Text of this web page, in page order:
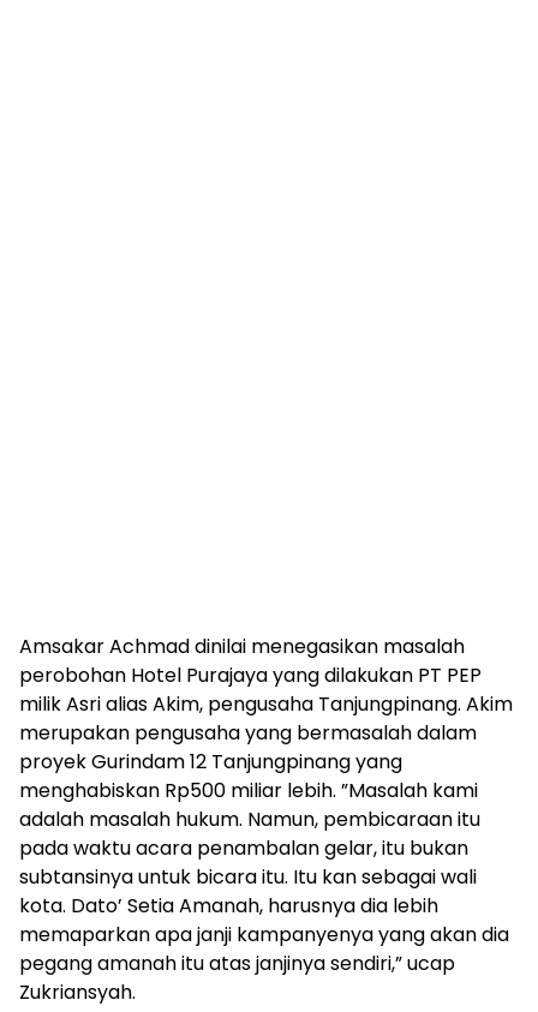
Amsakar Achmad dinilai menegasikan masalah
perobohan Hotel Purajaya yang dilakukan PT PEP
milik Asri alias Akim, pengusaha Tanjungpinang. Akim
merupakan pengusaha yang bermasalah dalam
proyek Gurindam 12 Tanjungpinang yang
menghabiskan Rp500 miliar lebih. ”Masalah kami
adalah masalah hukum. Namun, pembicaraan itu
pada waktu acara penambalan gelar, itu bukan
subtansinya untuk bicara itu. Itu kan sebagai wali
kota. Dato’ Setia Amanah, harusnya dia lebih
memaparkan apa janji kampanyenya yang akan dia
pegang amanah itu atas janjinya sendiri,” ucap
Zukriansyah.